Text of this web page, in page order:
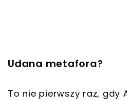
Udana metafora?
To nie pierwszy raz, gdy